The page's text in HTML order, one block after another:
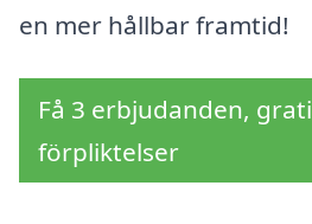
en mer hållbar framtid!
Få 3 erbjudanden,
förpliktelser